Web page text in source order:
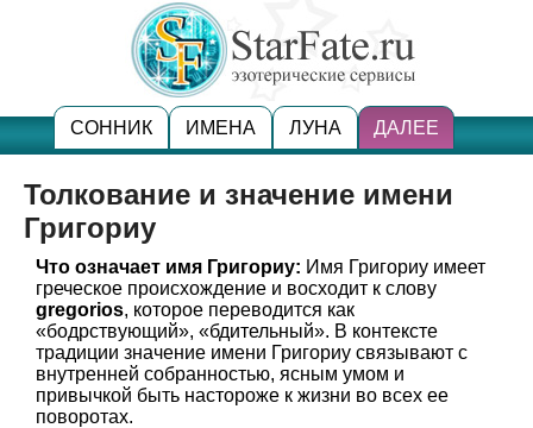
СОННИК ИМЕНА ЛУНА ДАЛЕЕ
Толкование и значение имени
Григориу
Что означает имя Григориу: Имя Григориу имеет
греческое происхождение и восходит к слову
gregorios, которое переводится как
«бодрствующий», «бдительный». В контексте
традиции значение имени Григориу связывают с
внутренней собранностью, ясным умом и
привычкой быть настороже к жизни во всех ее
поворотах.